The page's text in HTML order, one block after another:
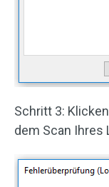
Schritt 3:
dem Scan Ihres